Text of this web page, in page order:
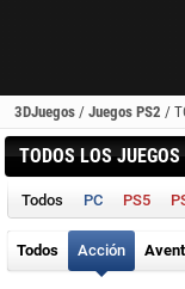
3DJuegos / Juegos PS2 /
TODOS LOS JUEGOS
Todos PC PS5
Todos Acción